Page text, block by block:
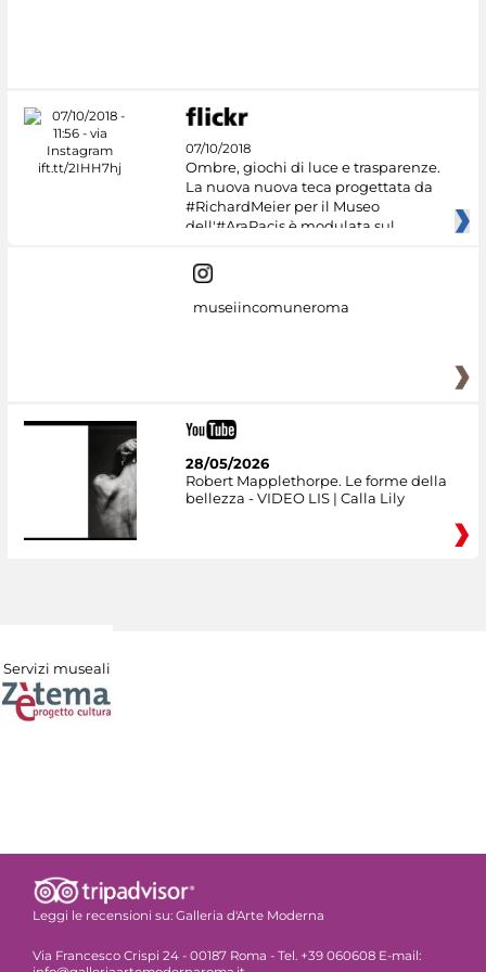
07/10/2018
Ombre, giochi di luce e trasparenze.
La nuova nuova teca progettata da
#RichardMeier per il Museo
dell'#AraPacis è modulata sul
museiincomuneroma
28/05/2026
Robert Mapplethorpe. Le forme della
bellezza - VIDEO LIS | Calla Lily
Servizi museali
Leggi le recensioni su: Galleria d'Arte Moderna
Via Francesco Crispi 24 - 00187 Roma - Tel. +39 060608 E-mail: